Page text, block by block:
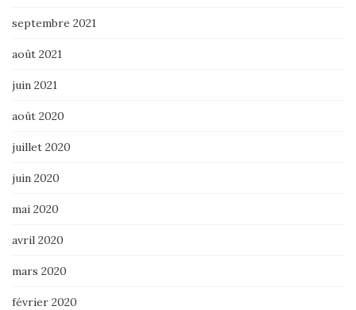
septembre 2021
août 2021
juin 2021
août 2020
juillet 2020
juin 2020
mai 2020
avril 2020
mars 2020
février 2020